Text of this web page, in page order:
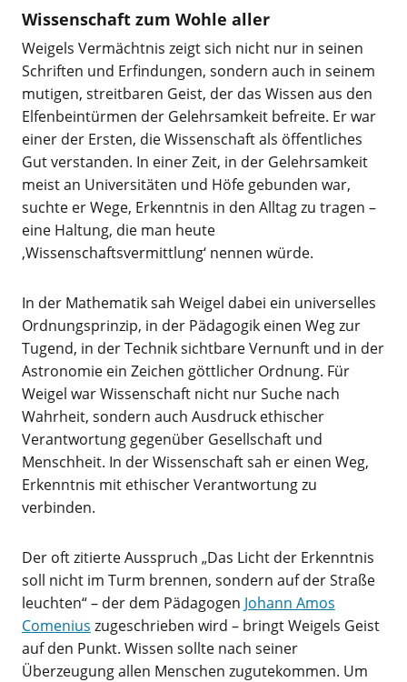
Wissenschaft zum Wohle aller
Weigels Vermächtnis zeigt sich nicht nur in seinen
Schriften und Erfindungen, sondern auch in seinem
mutigen, streitbaren Geist, der das Wissen aus den
Elfenbeintürmen der Gelehrsamkeit befreite. Er war
einer der Ersten, die Wissenschaft als öffentliches
Gut verstanden. In einer Zeit, in der Gelehrsamkeit
meist an Universitäten und Höfe gebunden war,
suchte er Wege, Erkenntnis in den Alltag zu tragen –
eine Haltung, die man heute
‚Wissenschaftsvermittlung‘ nennen würde.
In der Mathematik sah Weigel dabei ein universelles
Ordnungsprinzip, in der Pädagogik einen Weg zur
Tugend, in der Technik sichtbare Vernunft und in der
Astronomie ein Zeichen göttlicher Ordnung. Für
Weigel war Wissenschaft nicht nur Suche nach
Wahrheit, sondern auch Ausdruck ethischer
Verantwortung gegenüber Gesellschaft und
Menschheit. In der Wissenschaft sah er einen Weg,
Erkenntnis mit ethischer Verantwortung zu
verbinden.
Der oft zitierte Ausspruch „Das Licht der Erkenntnis
soll nicht im Turm brennen, sondern auf der Straße
leuchten“ – der dem Pädagogen Johann Amos
Comenius zugeschrieben wird – bringt Weigels Geist
auf den Punkt. Wissen sollte nach seiner
Überzeugung allen Menschen zugutekommen. Um